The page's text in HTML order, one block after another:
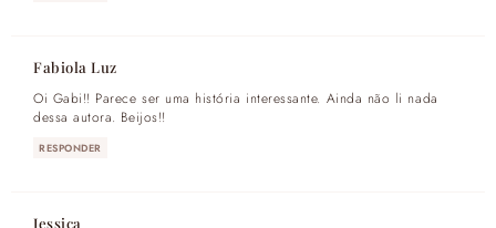
Fabiola Luz
Oi Gabi!! Parece ser uma história interessante. Ainda não li nada
dessa autora. Beijos!!
RESPONDER
Jessica